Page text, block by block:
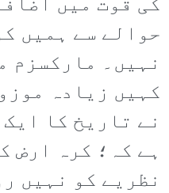
حوالے سے ہمیں
نہیں۔ مارکسزم
کہیں زیادہ
نے تاریخ کا
ہے کہ؛ کرہ ارض
نظریے کو نہیں